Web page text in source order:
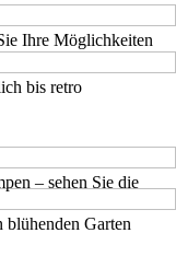
bis retro
Garten
Ihre Möglichkeiten
– sehen Sie die